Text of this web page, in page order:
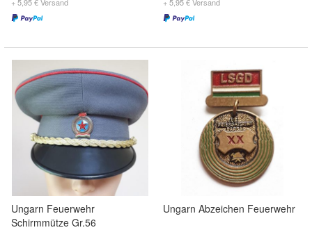
Ungarn Feuerwehr
Schirmmütze Gr.56
Ungarn Abzeichen Feuerwehr